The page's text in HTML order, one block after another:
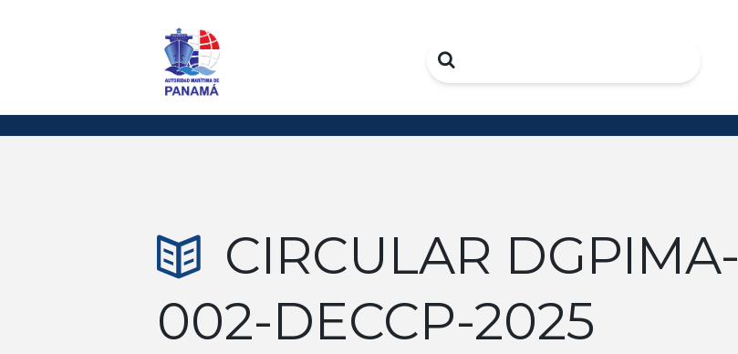
Search
CIRCULAR DGPIMA-
002-DECCP-2025